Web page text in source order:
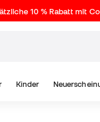
10 % Rabatt mit
Kinder